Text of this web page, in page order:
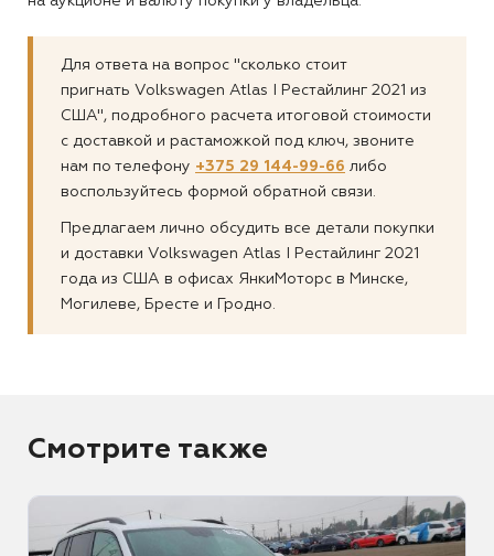
Для ответа на вопрос "сколько стоит
пригнать Volkswagen Atlas I Рестайлинг 2021 из
США", подробного расчета итоговой стоимости
с доставкой и растаможкой под ключ, звоните
нам по телефону +375 29 144-99-66 либо
воспользуйтесь формой обратной связи.
Предлагаем лично обсудить все детали покупки
и доставки Volkswagen Atlas I Рестайлинг 2021
года из США в офисах ЯнкиМоторс в Минске,
Могилеве, Бресте и Гродно.
Смотрите также